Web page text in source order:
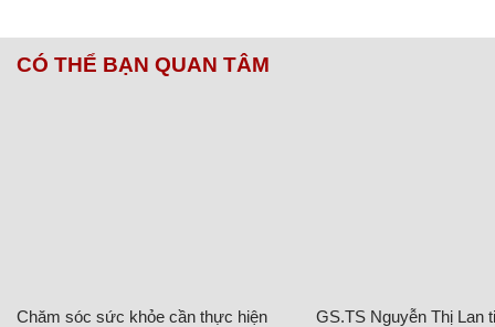
CÓ THỂ BẠN QUAN TÂM
Chăm sóc sức khỏe cần thực hiện
GS.TS Nguyễn Thị Lan